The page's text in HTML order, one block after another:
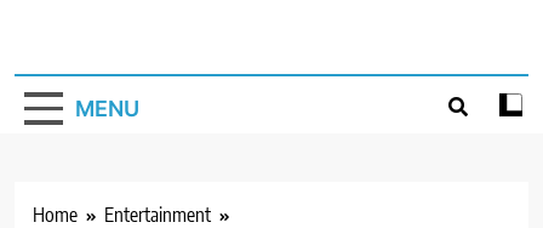
MENU
Home
Entertainment